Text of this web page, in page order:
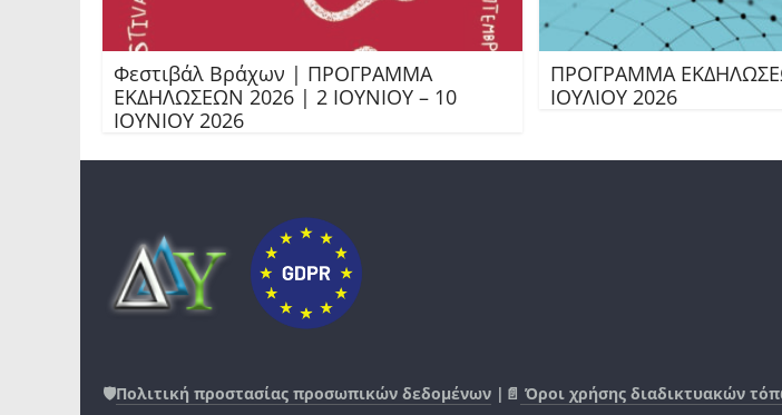
Φεστιβάλ Βράχων | ΠΡΟΓΡΑΜΜΑ
ΕΚΔΗΛΩΣΕΩΝ 2026 | 2 ΙΟΥΝΙΟΥ – 10
ΙΟΥΝΙΟΥ 2026
ΠΡΟΓΡΑΜΜΑ
ΙΟΥΛΙΟΥ 2026
🛡️Πολιτική προστασίας προσωπικών δεδομένων |📄 Όροι χρήσης διαδικτυακών